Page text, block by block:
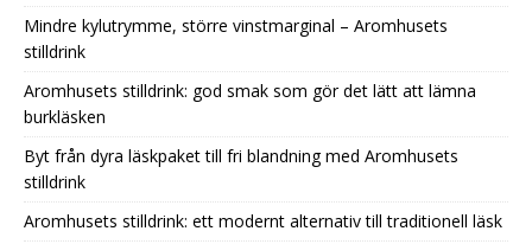
Mindre kylutrymme, större vinstmarginal – Aromhusets
stilldrink
Aromhusets stilldrink: god smak som gör det lätt att lämna
burkläsken
Byt från dyra läskpaket till fri blandning med Aromhusets
stilldrink
Aromhusets stilldrink: ett modernt alternativ till traditionell läsk